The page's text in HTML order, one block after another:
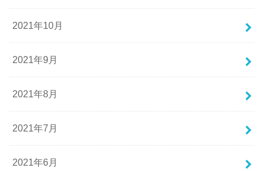
2021年10月
2021年9月
2021年8月
2021年7月
2021年6月